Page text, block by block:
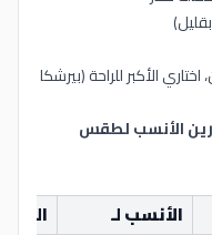
الأكبر للراحة (بيرشكا
الأنسب لطقس
الأنسب لـ